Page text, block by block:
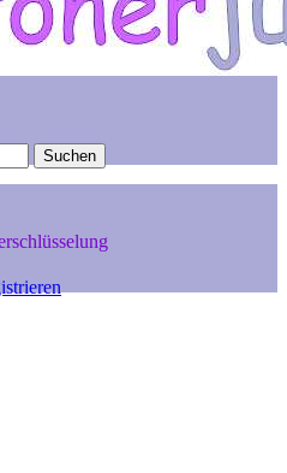
unter 02532-7242, Mo. - Fr. 8 -
Suchen